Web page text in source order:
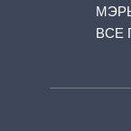
ВСЕ